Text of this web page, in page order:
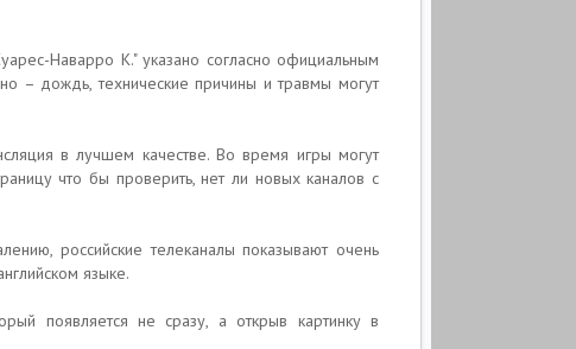
Наварро К." указано согласно официальным
– дождь, технические причины и травмы могут
в лучшем качестве. Во время игры могут
что бы проверить, нет ли новых каналов с
российские телеканалы показывают очень
языке.
появляется не сразу, а открыв картинку в